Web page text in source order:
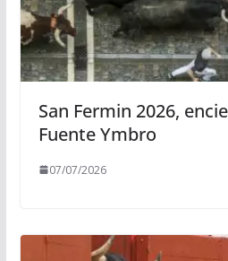
San Fermin 2026,
Fuente Ymbro
07/07/2026